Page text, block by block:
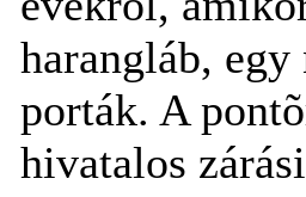
harangláb,
porták. A
hivatalos